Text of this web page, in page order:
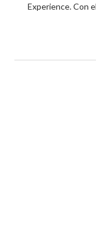
Experience. Con